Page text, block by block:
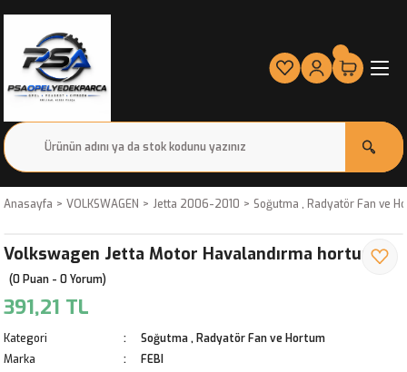
Anasayfa VOLKSWAGEN Jetta 2006-2010 Soğutma , Radyatör Fan ve
Volkswagen Jetta Motor Havalandırma hortumu
(0 Puan - 0 Yorum)
391,21 TL
Kategori
Soğutma , Radyatör Fan ve Hortum
Marka
FEBI